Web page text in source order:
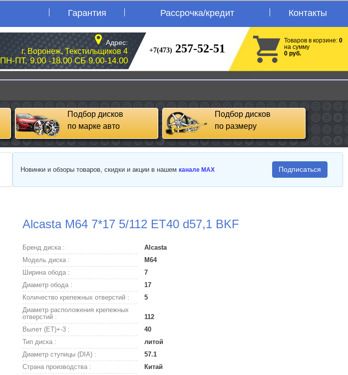
Гарантия Рассрочка/кредит Контакты
Адрес:
г. Воронеж, Текстильщиков 4
ПН-ПТ, 9.00 -18.00 СБ 9.00-14.00
+7(473) 257-52-51
Товаров в корзине: 0
на сумму
0 руб.
Подбор дисков
по марке авто
Подбор дисков
по размеру
Новинки и обзоры товаров, скидки и акции в нашем канале MAX Подписаться
Alcasta M64 7*17 5/112 ET40 d57,1 BKF
Бренд диска :
Alcasta
Модель диска :
M64
Ширина обода :
7
Диаметр обода :
17
Количество крепежных отверстий :
5
Диаметр расположения крепежных
отверстий :
112
Вылет (ET)+-3 :
40
Тип диска :
литой
Диаметр ступицы (DIA) :
57.1
Страна производства :
Китай